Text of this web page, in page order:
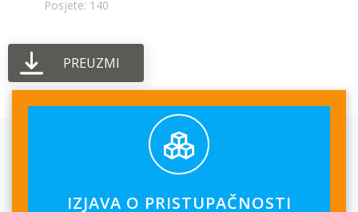
Posjete: 140
PREUZMI
IZJAVA O PRISTUPAČNOSTI